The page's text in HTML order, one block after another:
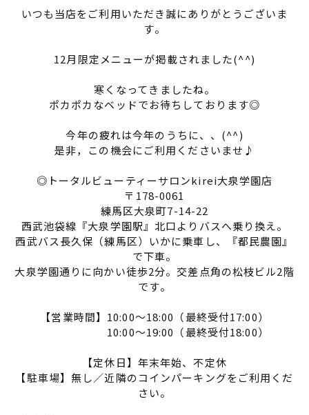
いつも当店をご利用いただき誠にありがとうございま
す。
12月限定メニューが掲載されました(^^)
寒くなってきましたね。
ポカポカなベッドでお待ちしております◎
今年の疲れは今年のうちに、、(^^)
是非，この機会にご利用くださいませ♪
◎トータルビューティーサロンkirei大泉学園店
〒178-0061
練馬区大泉町7-14-22
西武池袋線『大泉学園駅』北口よりバスへ乗り換え。
西武バス長久保（練馬区）いかに乗車し、『都民農園』
で下車。
大泉学園通りに向かい徒歩2分。交差点角の松枝ビル2階
です。
【営業時間】10:00～18:00（最終受付17:00）
10:00～19:00（最終受付18:00）
【定休日】年末年始、不定休
【駐車場】無し／近隣のコインパーキングをご利用くだ
さい。